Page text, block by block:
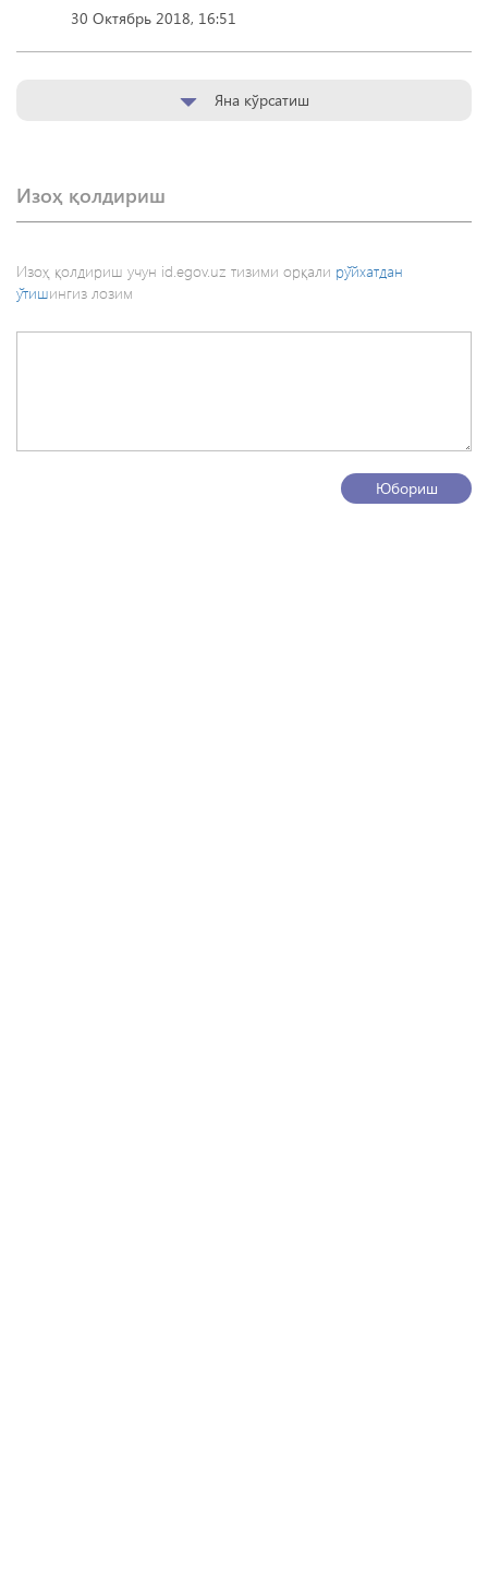
30 Октябрь 2018, 16:51
Яна кўрсатиш
Изоҳ қолдириш
Изоҳ қолдириш учун id.egov.uz тизими орқали рўйхатдан
ўтишингиз лозим
Юбориш